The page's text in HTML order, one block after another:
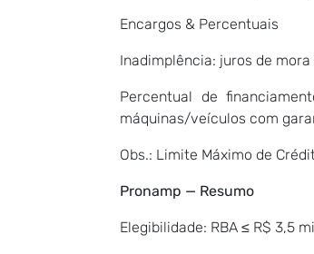
Encargos & Percentuais
Inadimplência: juros de mora
Percentual de
máquinas/veículos com
Obs.: Limite Máximo de
Pronamp — Resumo
Elegibilidade: RBA ≤ R$ 3,5